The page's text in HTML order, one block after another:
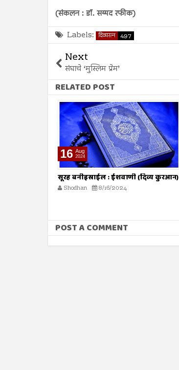
(संकलन : डॉ. सय्यद रफीक)
Labels: दिव्यरत्न 497
Next
संघाचे ‘मुस्लिम प्रेम’
RELATED POST
16 Aug
2024
सूरह बनीइस्राईल : ईशवाणी (दिव्य कुरआन)
Shodhan 8/16/2024
POST A COMMENT